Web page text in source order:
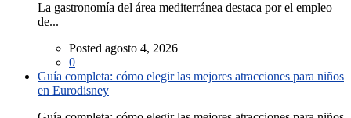
La gastronomía del área mediterránea destaca por el empleo
de...
Posted agosto 4, 2026
0
Guía completa: cómo elegir las mejores atracciones para niños
en Eurodisney